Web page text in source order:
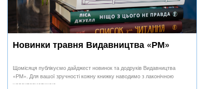
Новинки травня Видавництва «РМ»
Щомісяця публікуємо дайджест новинок та додруків Видавництва
«РМ». Для вашої зручності кожну книжку наводимо з лаконічною
характеристикою.